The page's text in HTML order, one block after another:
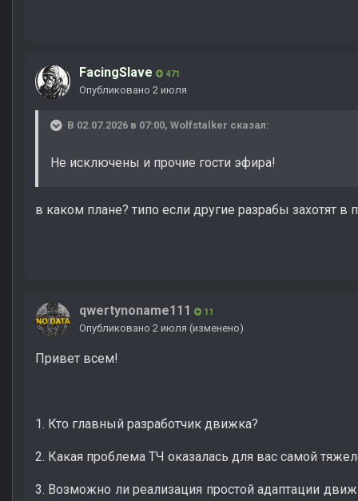
FacingSlave 471
Опубликовано 2 июля
В 02.07.2026 в 07:00, Wolfstalker сказал:
Не исключены и прочие гости эфира!
в каком плане? типо если другие разрабы захотят в
qwertynoname111 11
Опубликовано 2 июля (изменено)
Привет всем!
1. Кто главный разработчик движка?
2. Какая проблема ТЧ оказалась для вас самой
3. Возможно ли реализация простой адаптации